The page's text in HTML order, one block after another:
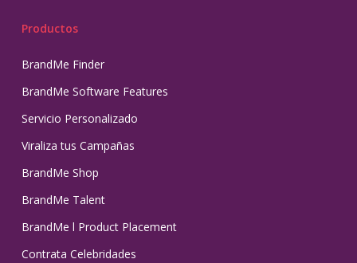
Productos
BrandMe Finder
BrandMe Software Features
Servicio Personalizado
Viraliza tus Campañas
BrandMe Shop
BrandMe Talent
BrandMe l Product Placement
Contrata Celebridades